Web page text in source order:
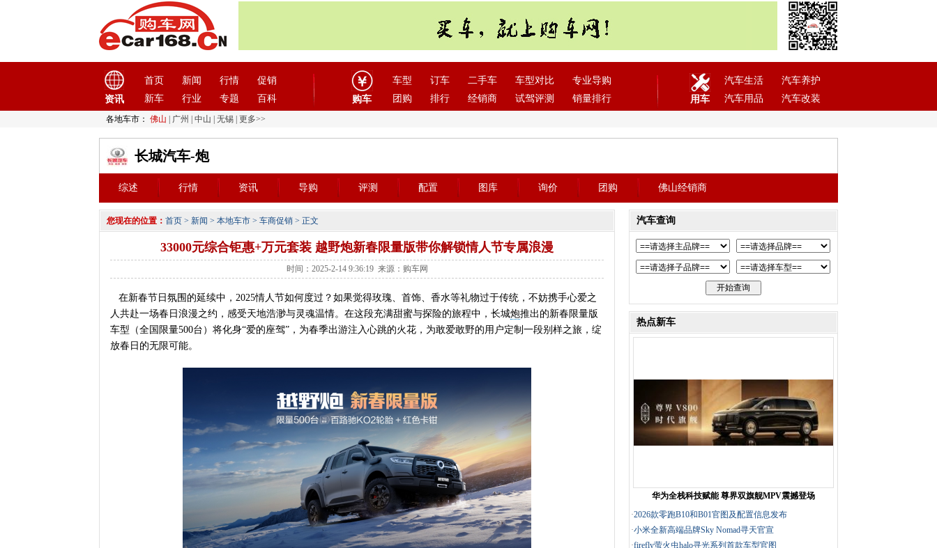
资讯
首页 新闻 行情
促销
新车
行业 专题 百科 购车
车型 订车 二手车 车型对比
专业导购
团购
排行 经销商 试驾评测 销量排行 用车
汽车生活
汽车养护
汽车用品
汽车改装
各地车市： 佛山 广州 中山 无锡 更多>>
长城汽车-炮
综述 行情 资讯 导购 评测 配置 图库 询价 团购 佛山经销商
您现在的位置： 首页 > 新闻 > 本地车市 > 车商促销 > 正文
33000元综合钜惠+万元套装 越野炮新春限量版带你解锁情人节专属浪漫
时间：2025-2-14 9:36:19 来源：购车网
在新春节日氛围的延续中，2025情人节如何度过？如果觉得玫瑰、首饰、香水等礼物过于传统，不妨携手心爱之
人共赴一场春日浪漫之约，感受天地浩渺与灵魂温情。在这段充满甜蜜与探险的旅程中，长城炮推出的新春限量版
车型（全国限量500台）将化身“爱的座驾”，为春季出游注入心跳的火花，为敢爱敢野的用户定制一段别样之旅，绽
放春日的无限可能。
汽车查询
热点新车
华为全栈科技赋能 尊界双旗舰MPV震撼登场
·2026款零跑B10和B01官图及配置信息发布
·小米全新高端品牌Sky Nomad寻天官宣
·firefly萤火虫halo寻光系列首款车型官图